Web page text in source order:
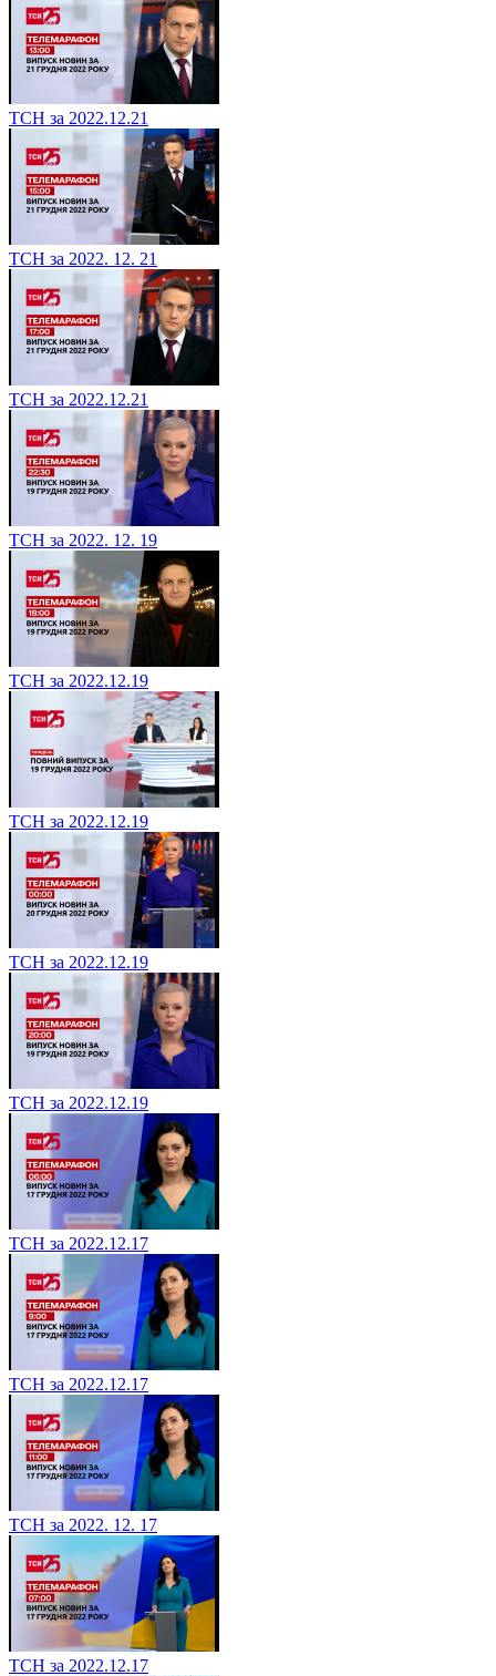
ТСН за 2022.12.21
ТСН за 2022. 12. 21
ТСН за 2022.12.21
ТСН за 2022. 12. 19
ТСН за 2022.12.19
ТСН за 2022.12.19
ТСН за 2022.12.19
ТСН за 2022.12.19
ТСН за 2022.12.17
ТСН за 2022.12.17
ТСН за 2022. 12. 17
ТСН за 2022.12.17